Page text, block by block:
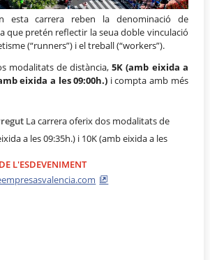
esta carrera reben la denominació de
que pretén reflectir la seua doble vinculació
(“runners”) i el treball (“workers”).
modalitats de distància,5K (amb eixida a
eixida a les 09:00h.) i compta amb més
La carrera oferix dos modalitats de
a les 09:35h.) i 10K (amb eixida a les
L'ESDEVENIMENT